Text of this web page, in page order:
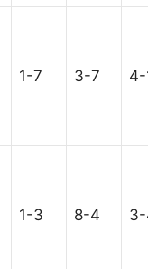
1-7 3-7 4-
1-3 8-4